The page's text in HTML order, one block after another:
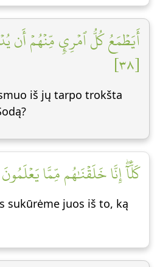
أَيَطۡمَعُ كُلُّ ٱمۡرِيٕٖ مِّنۡهُمۡ أَن
[٣٨]
iš jų tarpo trokšta
كَلَّآۖ إِنَّا خَلَقۡنَٰهُم مِّمَّا يَعۡلَمُونَ
sukūrėme juos iš to, ką